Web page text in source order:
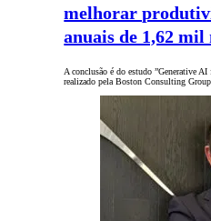
melhorar
anuais de 1,62 mil
A conclusão é do estudo ”Generative
realizado pela Boston Consulting